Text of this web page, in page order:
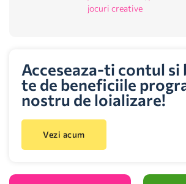
jocuri creative
Acceseaza-ti contul si
te de beneficiile
nostru de loializare!
Vezi acum